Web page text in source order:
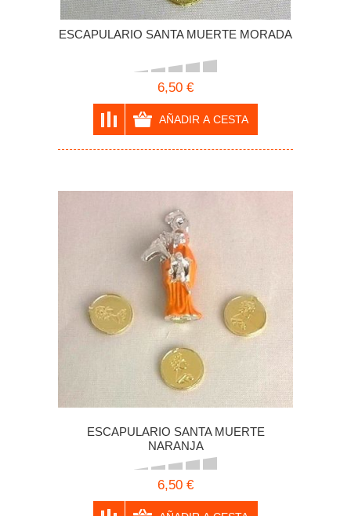
ESCAPULARIO SANTA MUERTE MORADA
6,50 €
ESCAPULARIO SANTA MUERTE
NARANJA
6,50 €